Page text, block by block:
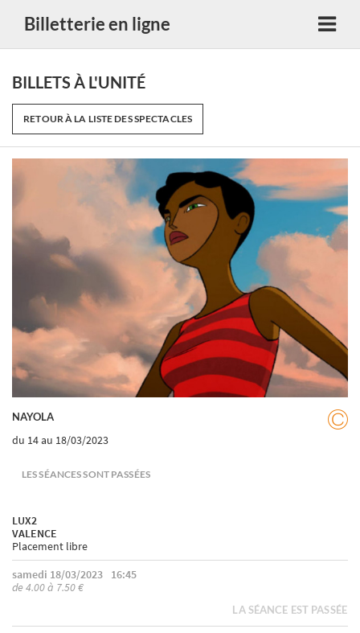
Billetterie en ligne
BILLETS À L'UNITÉ
RETOUR À LA LISTE DES SPECTACLES
NAYOLA
du 14au 18/03/2023
LES SÉANCES SONT PASSÉES
LUX2
VALENCE
Placement libre
samedi 18/03/2023
16:45
de 4.00 à 7.50 €
LA SÉANCE EST PASSÉE